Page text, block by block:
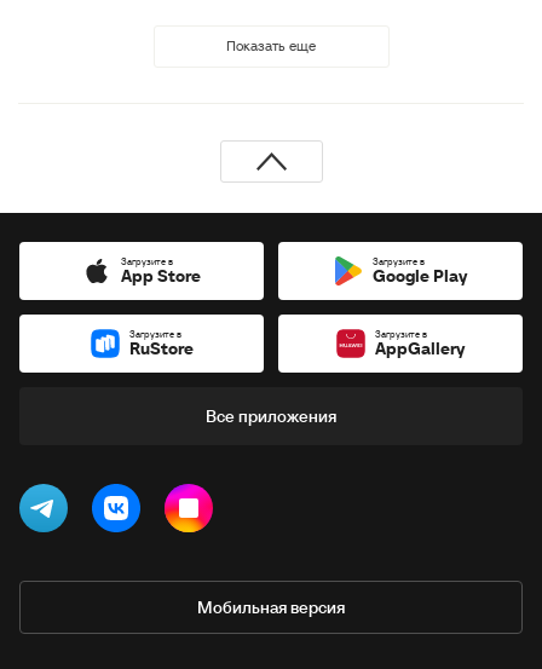
Показать еще
Загрузите в
App Store
Загрузите в
Google Play
Загрузите в
RuStore
Загрузите в
AppGallery
Все приложения
Мобильная версия